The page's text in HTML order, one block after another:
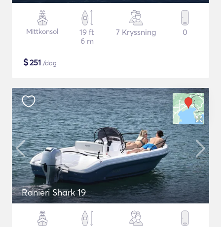
Mittkonsol
19 ft
6 m
7 Kryssning 0
$251 /dag
Ranieri Shark 19